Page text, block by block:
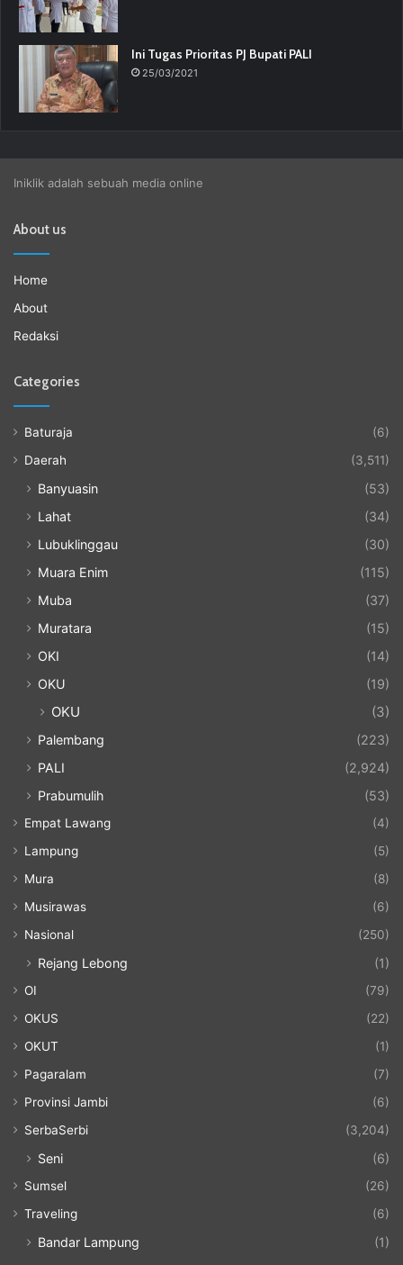
Ini Tugas Prioritas PJ Bupati PALI
25/03/2021
Iniklik adalah sebuah media online
About us
Home
About
Redaksi
Categories
Baturaja
(6)
Daerah
(3,511)
Banyuasin
(53)
Lahat
(34)
Lubuklinggau
(30)
Muara Enim
(115)
Muba
(37)
Muratara
(15)
OKI
(14)
OKU
(19)
OKU (3)
Palembang
(223)
PALI
(2,924)
Prabumulih
(53)
Empat Lawang
(4)
Lampung
(5)
Mura
(8)
Musirawas
(6)
Nasional
(250)
Rejang Lebong (1)
OI
(79)
OKUS
(22)
OKUT
(1)
Pagaralam
(7)
Provinsi Jambi
(6)
SerbaSerbi
(3,204)
Seni (6)
Sumsel
(26)
Traveling
(6)
Bandar Lampung (1)